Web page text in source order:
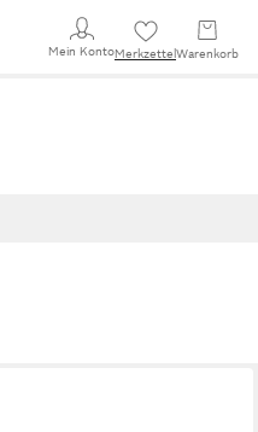
Mein KontoMerkzettel Warenkorb